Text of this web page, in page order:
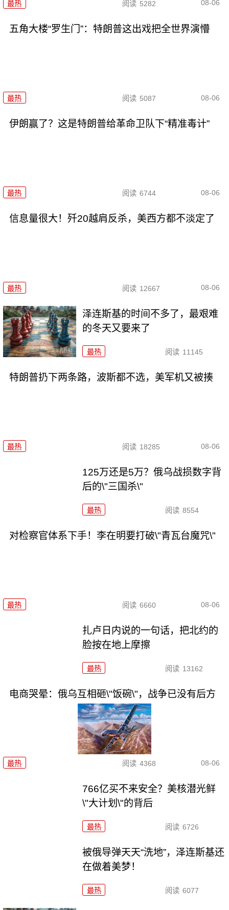
最热 阅读 5282 08-06
五角大楼“罗生门”：特朗普这出戏把全世界演懵
最热 阅读 5087 08-06
伊朗赢了？这是特朗普给革命卫队下“精准毒计”
最热 阅读 6744 08-06
信息量很大！歼20越肩反杀，美西方都不淡定了
最热 阅读 12667 08-06
泽连斯基的时间不多了，最艰难
的冬天又要来了
最热 阅读 11145
特朗普扔下两条路，波斯都不选，美军机又被揍
最热 阅读 18285 08-06
125万还是5万？俄乌战损数字背
后的\"三国杀\"
最热 阅读 8554
对检察官体系下手！李在明要打破\"青瓦台魔咒\"
最热 阅读 6660 08-06
扎卢日内说的一句话，把北约的
脸按在地上摩擦
最热 阅读 13162
电商哭晕：俄乌互相砸\"饭碗\"，战争已没有后方
最热 阅读 4368 08-06
766亿买不来安全？美核潜光鲜
\"大计划\"的背后
最热 阅读 6726
被俄导弹天天“洗地”，泽连斯基还
在做着美梦！
最热 阅读 6077